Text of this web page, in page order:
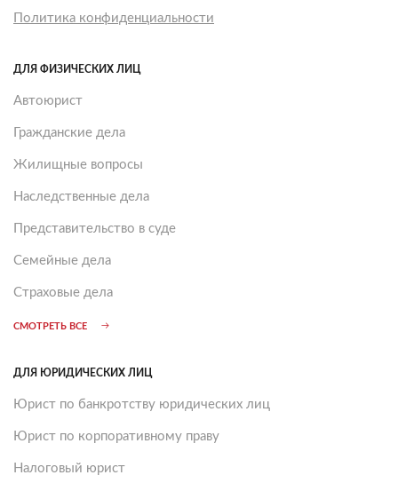
Политика конфиденциальности
ДЛЯ ФИЗИЧЕСКИХ ЛИЦ
Автоюрист
Гражданские дела
Жилищные вопросы
Наследственные дела
Представительство в суде
Семейные дела
Страховые дела
СМОТРЕТЬ ВСЕ
ДЛЯ ЮРИДИЧЕСКИХ ЛИЦ
Юрист по банкротству юридических лиц
Юрист по корпоративному праву
Налоговый юрист